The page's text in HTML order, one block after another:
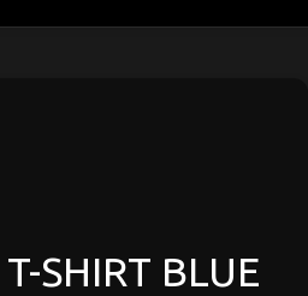
SHIRT BLUE